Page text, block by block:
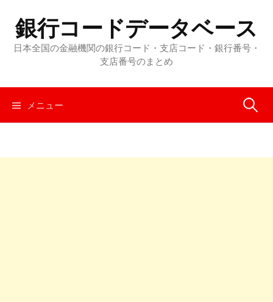
へ
キ
プ
銀行コードデータベース
日本全国の金融機関の銀行コード・支店コード・銀行番号・
支店番号のまとめ
メニュー 検